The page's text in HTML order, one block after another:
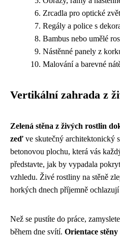
Zrcadla pro optické
Regály a police s
Bambus nebo umělé
Nástěnné panely z
Malování a barevné
Vertikální zahrada z
Zelená stěna z živých rostlin
zeď ve skutečný architektonický
betonovou plochu, která vás
představte, jak by vypadala
vzhledu. Živé rostliny na stěně
horkých dnech příjemně
Než se pustíte do práce,
během dne svítí. Orientace